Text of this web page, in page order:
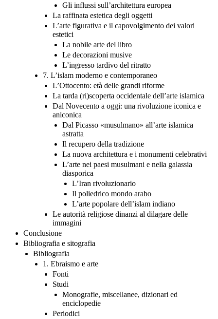
Gli influssi sull’architettura europea
La raffinata estetica degli oggetti
L’arte figurativa e il capovolgimento dei valori
estetici
La nobile arte del libro
Le decorazioni musive
L’ingresso tardivo del ritratto
7. L’islam moderno e contemporaneo
L’Ottocento: età delle grandi riforme
La tarda (ri)scoperta occidentale dell’arte islamica
Dal Novecento a oggi: una rivoluzione iconica e
aniconica
Dal Picasso «musulmano» all’arte islamica
astratta
Il recupero della tradizione
La nuova architettura e i monumenti celebrativi
L’arte nei paesi musulmani e nella galassia
diasporica
L’Iran rivoluzionario
Il poliedrico mondo arabo
L’arte popolare dell’islam indiano
Le autorità religiose dinanzi al dilagare delle
immagini
Conclusione
Bibliografia e sitografia
Bibliografia
1. Ebraismo e arte
Fonti
Studi
Monografie, miscellanee, dizionari ed
enciclopedie
Periodici